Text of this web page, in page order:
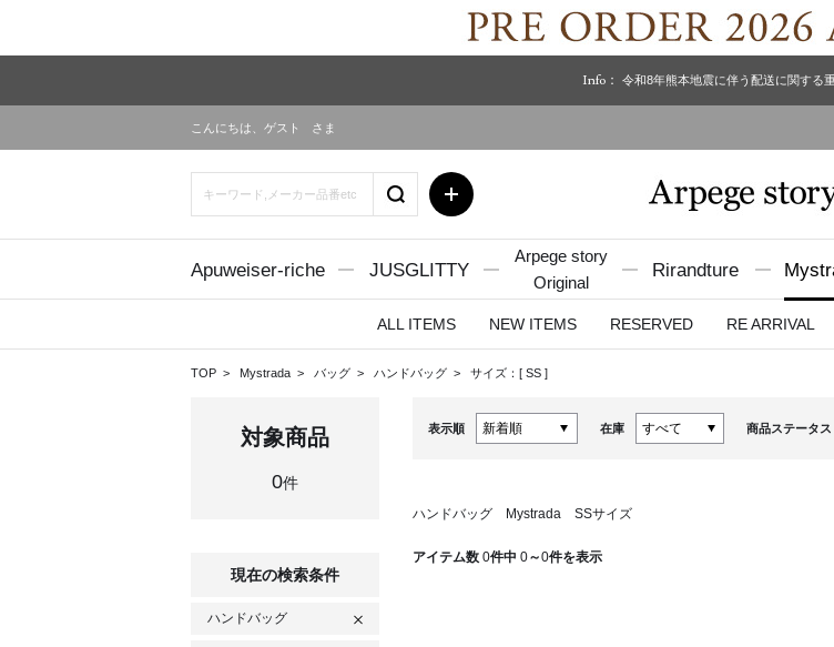
Info： 令和8年熊本地震に伴う配送に関する
こんにちは、 ゲスト さま
Apuweiser-riche JUSGLITTY
Arpege story
Original
Rirandture
ALL ITEMS NEW ITEMS RESERVED RE ARRIVAL
TOP Mystrada バッグ ハンドバッグ サイズ：[ SS ]
対象商品
0件
現在の検索条件
ハンドバッグ
表示順 在庫 商品ステータス
ハンドバッグ Mystrada SSサイズ
アイテム数 0件中 0～0件を表示